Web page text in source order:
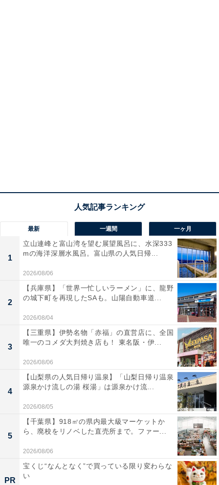
最新 一週間 一ヶ月
1
立山連峰と富山湾を望む展望風呂に、水深333
mの海洋深層水風呂。富山県の人気日帰...
2026/08/06
2
【兵庫県】「世界一忙しいラーメン」に、龍野
の城下町を再現したSAも。山陽自動車道...
2026/08/04
3
【三重県】伊勢名物「赤福」の直営店に、全国
唯一のコメダ大判焼き店も！ 東名阪・伊...
2026/08/06
4
【山梨県の人気日帰り温泉】「山梨日帰り温泉
源泉かけ流しの湯 桜湯」は源泉かけ流...
2026/08/05
5
【千葉県】918㎡の県内最大級マーケットか
ら、廃校をリノベした直売所まで。ファー...
2026/08/06
PR
宝くじ“なんとなく”で買っている限り変わらな
い